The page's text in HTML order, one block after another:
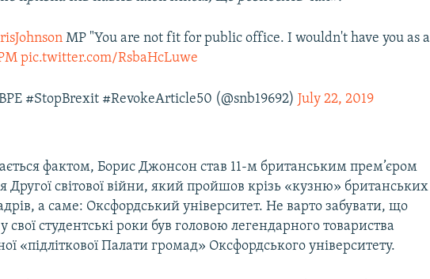
MP "You are not fit for public office. I wouldn't have you as a
pic.twitter.com/RsbaHcLuwe
#StopBrexit #RevokeArticle50 (@snb19692)July 22, 2019
фактом, Борис Джонсон став 11-м британським прем’єром
Другої світової війни, який пройшов крізь «кузню» британських
а саме: Оксфордський університет. Не варто забувати, що
студентські роки був головою легендарного товариства
«підліткової Палати громад» Оксфордського університету.